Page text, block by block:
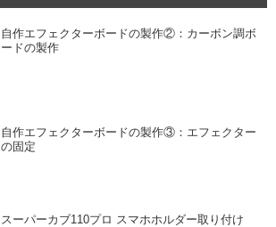
自作エフェクターボードの製作②：カーボン調ボ
ードの製作
自作エフェクターボードの製作③：エフェクター
の固定
スーパーカブ110プロ スマホホルダー取り付け